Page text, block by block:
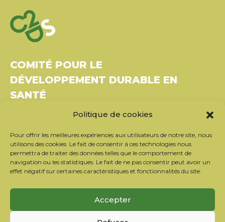
Politique de cookies
Pour offrir les meilleures expériences aux utilisateurs de notre site, nous
utilisons des cookies. Le fait de consentir à ces technologies nous
permettra de traiter des données telles que le comportement de
navigation ou les statistiques. Le fait de ne pas consentir peut avoir un
effet négatif sur certaines caractéristiques et fonctionnalités du site.
Accepter
COMITÉ POUR LE
DÉVELOPPEMENT DURABLE EN
SANTÉ
Bâtiment Le Rubixco, 1 rue Bernard Maris
Tél. : 06 26 49 36 81 – contact@c2ds.eu
TwitterLinkedIn
Youtube
S’inscrire à la newsletter
Nos partenaires